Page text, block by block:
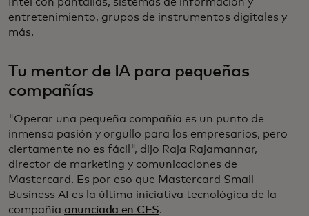
entretenimiento, grupos de instrumentos digitales y
más.
Tu mentor de IA para pequeñas
compañías
"Operar una pequeña compañía es un punto de
inmensa pasión y orgullo para los empresarios, pero
ciertamente no es fácil", dijo Raja Rajamannar,
director de marketing y comunicaciones de
Mastercard. Es por eso que Mastercard Small
Business AI es la última iniciativa tecnológica de la
compañía anunciada en CES.